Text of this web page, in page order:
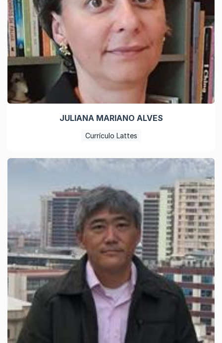
JULIANA MARIANO ALVES
Currículo Lattes